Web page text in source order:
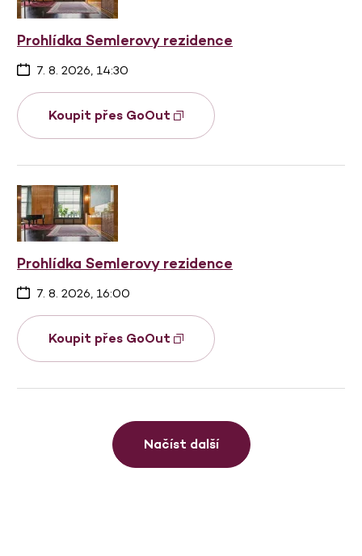
Prohlídka Semlerovy rezidence
7. 8. 2026, 14:30
Koupit přes GoOut
Prohlídka Semlerovy rezidence
7. 8. 2026, 16:00
Koupit přes GoOut
Načíst další